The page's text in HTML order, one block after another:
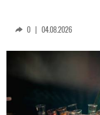
0 | 04.08.2026